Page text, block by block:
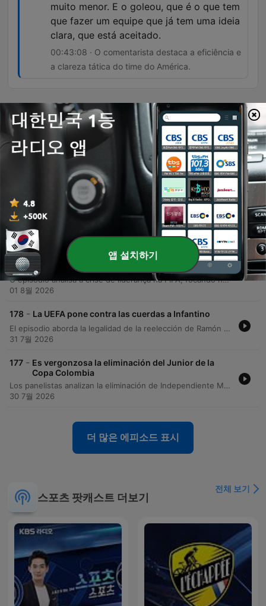
muito menor. E o goleou, que é o que tem
que fazer um equipe que já tem uma ideia
clara, que está aceitado.
00:43:08 · O comentarista destaca a eficiência e
a clareza tática do time do América.
에피소드
181
¿Merece Jhon Durán volver a la Selección
Colombia?
O episódio inicia com depoimentos de empreendedoras sobre o impacto da plataforma Shopify em seus negócios. Em seguida, o debate central concentra-se na polêmica convocação do jogador John Jader Durán para a seleção colombiana, pesando seu desempenho técnico contra questões disciplinares e possíveis conflitos no vestiário. A análise prossegue com o panorama do futebol colombiano, discutindo incidentes envolvendo os jogadores Durán e Lorenzo, além de avaliar o desempenho de clubes como América de Cali, 11 Caldas, Medellín, Millonarios e Santa Fe, abordando desde liderança e força tática até desfalques por lesão.
180 - "Yo no invertiría en el fútbol colombiano" Campo
Elías Terán Jr.
Este episódio aborda a gestão dos direitos de transmissão e a necessidade de reformas no futebol colombiano, discutindo propostas para aumentar o valor da liga através da redução do número de equipes e melhoria da competitividade. O debate explora os impactos do modelo de investimento, a importância da infraestrutura dos estádios e os desafios da segurança pública em eventos esportivos. A conversa também analisa o desempenho recente de clubes como Millonarios, Tolima e Atlético Nacional, focando em questões táticas, decisões de arbitragem e a gestão de elencos. São discutidos ainda os impactos do uso de arenas para outros eventos e a responsabilidade dos líderes de torcidas organizadas na manutenção da ordem nos estádios.
04 8월 2026
179 - Infantino renunciará antes de la elección del
2027
O episódio analisa a crise de liderança na FIFA, focando na rejeição da proposta de Gianni Infantino e as tensões políticas entre a UEFA e a FIFA, que podem resultar em um conflito de poder entre as confederações. O debate explora o impacto da má comunicação institucional e os possíveis candidatos para a presidência em 2027. A discussão estende-se ao cenário do futebol sul-americano, abordando polêmicas de arbitragem envolvendo Wilmar Roldán e Paredes, disputas contratuais no América de Cali e análises sobre o desempenho de jogadores como Álvaro Montero. O programa também avalia as condições de estádios e os desafios enfrentados por técnicos como Chacho Coudet.
01 8월 2026
178 - La UEFA pone contra las cuerdas a Infantino
El episodio aborda la legalidad de la reelección de Ramón Jesurún en la Federación Colombiana de Fútbol tras el aval del Ministerio del Deporte, y analiza las tensiones entre la FIFA y la UEFA por la comercialización privada de derechos. Se debate sobre la creciente influencia económica en el fútbol y los riesgos de la mercantilización del deporte. Asimismo, se discute la viabilidad logística de organizar mundiales en Sudamérica frente al aumento exponencial de costos globales. Finalmente, el panel analiza el poder político de Gianni Infantino y evalúa el desempeño deportivo local, centrándose en la eliminación del Junior de Barranquilla.
31 7월 2026
177 - Es vergonzosa la eliminación del Junior de la
Copa Colombia
Los panelistas analizan la eliminación de Independiente Medellín en la Copa Sudamericana ante Vasco da Gama, debatiendo sobre el bajo nivel del equipo y las polémicas arbitrales. También se examina la situación financiera del fútbol colombiano, centrándose en la asamblea de la DIMAYOR, la nueva distribución de los derechos de televisión y las propuestas para incentivar el mérito deportivo. El episodio también explora el futuro profesional de Falcao García y su posible rol como asistente técnico de la Selección Colombia. Finalmente, se debate sobre el perfil ideal para el cuerpo técnico nacional y se analizan las declaraciones de Jefferson Lerma sobre la mentalidad del jugador colombiano.
30 7월 2026
더 많은 에피소드 표시
스포츠 팟캐스트 더보기
전체 보기
앱 설치하기